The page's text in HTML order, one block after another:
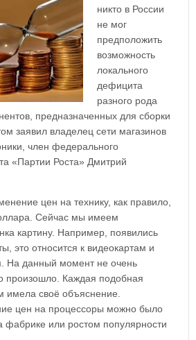
никто в России
не мог
предположить
возможность
локального
дефицита
разного рода
предназначенных для сборки
заявил владелец сети магазинов
член федерального
«Партии Роста» Дмитрий
цен на технику, как правило,
Сейчас мы имеем
картину. Например, появились
это относится к видеокартам и
На данный момент не очень
произошло. Каждая подобная
имела своё объяснение.
цен на процессоры можно было
фабрике или ростом популярности